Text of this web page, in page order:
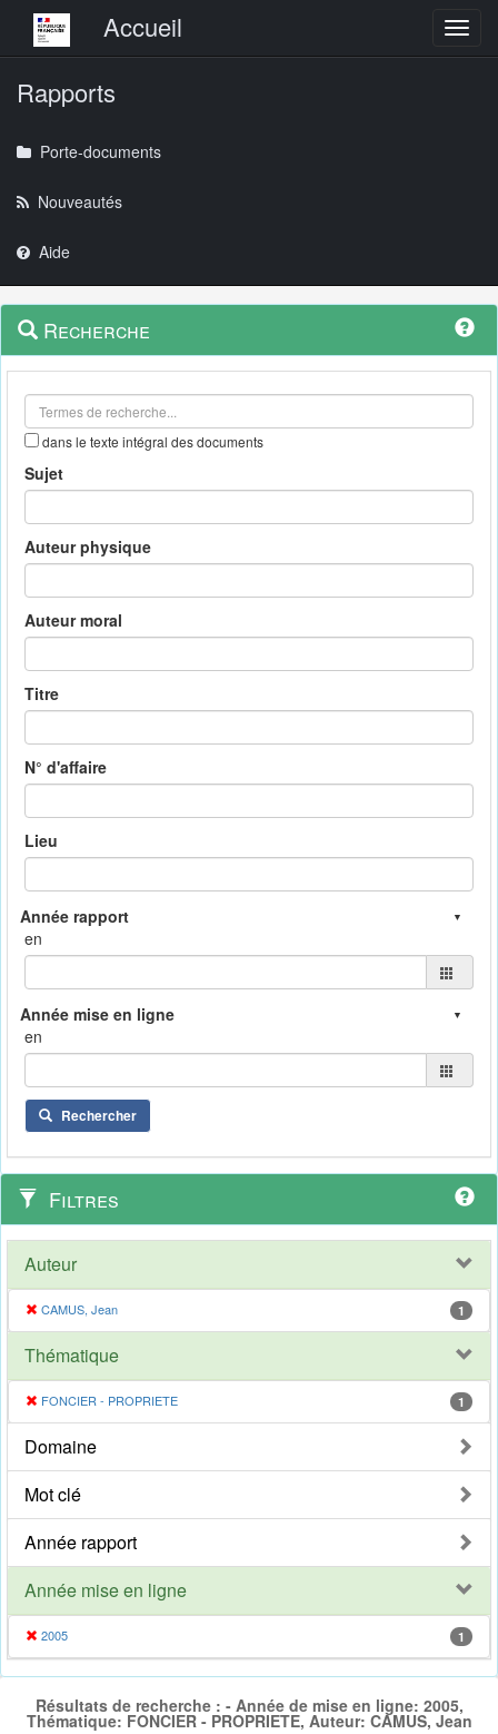
Menu principalAccueil
Rapports
Porte-documents
Nouveautés
Aide
Navigation
outils
Menu
contextuel
Recherche
dans le texte intégral des documents
Sujet
Auteur physique
Auteur moral
Titre
N° d'affaire
Lieu
en
en
Rechercher
Filtres
Auteur
CAMUS, Jean 1
Thématique
FONCIER - PROPRIETE 1
Domaine
Mot clé
Année rapport
Année mise en ligne
2005 1
Résultats de recherche : - Année de mise en ligne: 2005,
Thématique: FONCIER - PROPRIETE, Auteur: CAMUS, Jean